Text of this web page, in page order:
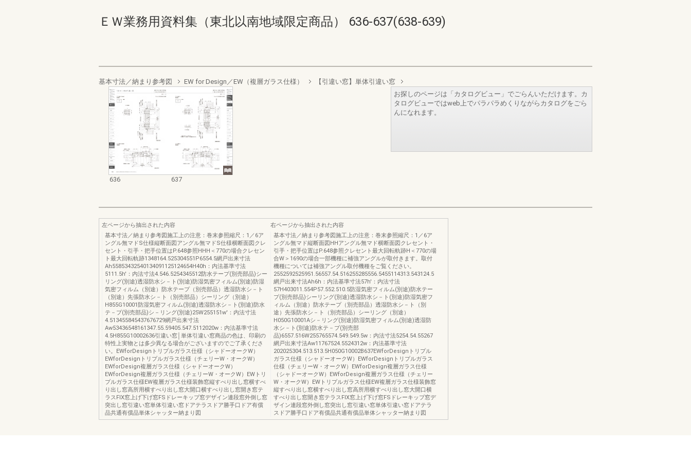
ＥＷ業務用資料集（東北以南地域限定商品） 636-637(638-639)
基本寸法／納まり参考図 EW for Design／EW（複層ガラス仕様） 【引違い窓】単体引違い窓
636 637
お探しのページは「カタログビュー」でごらんいただけます。カ
タログビューではweb上でパラパラめくりながらカタログをごら
んになれます。
左ページから抽出された内容
基本寸法／納まり参考図施工上の注意：巻末参照縮尺：1／6ア
ングル無マドS仕様縦断面図アングル無マドS仕様横断面図クレ
セント・引手・把手位置はP.648参照HHH＜770の場合クレセン
ト最大回転軌跡1348164.525304551P6554.5網戸出来寸法
Ah55853432540134091125124654H40h：内法基準寸法
5111.5h'：内法寸法4.546.5254345512防水テープ(別売部品)シー
リング(別途)透湿防水シ－ト(別途)防湿気密フィルム(別途)防湿
気密フィルム（別途）防水テープ（別売部品）透湿防水シ－ト
（別途）先張防水シ－ト（別売部品）シーリング（別途）
H855G10001防湿気密フィルム(別途)透湿防水シ－ト(別途)防水
テ－プ(別売部品)シ－リング(別途)25W255151w'：内法寸法
4.513455845437676729網戸出来寸法
Aw53436548161347.55.59405.547.5112020w：内法基準寸法
4.5H855G10002636引違い窓│単体引違い窓商品の色は、印刷の
特性上実物とは多少異なる場合がございますのでご了承くださ
い。EWforDesignトリプルガラス仕様（シャドーオークW）
EWforDesignトリプルガラス仕様（チェリーW・オークW）
EWforDesign複層ガラス仕様（シャドーオークW）
EWforDesign複層ガラス仕様（チェリーW・オークW）EWトリ
プルガラス仕様EW複層ガラス仕様装飾窓縦すべり出し窓横すべ
り出し窓高所用横すべり出し窓大開口横すべり出し窓開き窓テ
ラスFIX窓上げ下げ窓FSドレーキップ窓デザイン連段窓外倒し窓
突出し窓引違い窓単体引違い窓ドアテラスドア勝手口ドア有償
品共通有償品単体シャッター納まり図
右ページから抽出された内容
基本寸法／納まり参考図施工上の注意：巻末参照縮尺：1／6ア
ングル無マド縦断面図HHアングル無マド横断面図クレセント・
引手・把手位置はP.648参照クレセント最大回転軌跡H＜770の場
合W＞1690の場合一部機種に補強アングルが取付きます。取付
機種については補強アングル取付機種をご覧ください。
2552592525951.56557.54.516255285556.5455114313.543124.5
網戸出来寸法Ah6h：内法基準寸法57h'：内法寸法
57H403011.554P57.552.510.5防湿気密フィルム(別途)防水テー
プ(別売部品)シーリング(別途)透湿防水シ－ト(別途)防湿気密フ
ィルム（別途）防水テープ（別売部品）透湿防水シ－ト（別
途）先張防水シ－ト（別売部品）シーリング（別途）
H050G10001Aシ－リング(別途)防湿気密フィルム(別途)透湿防
水シ－ト(別途)防水テ－プ(別売部
品)6557.516W255765574.549.549.5w：内法寸法5254.54.55267
網戸出来寸法Aw11767524.5524312w：内法基準寸法
202025304.513.513.5H050G10002B637EWforDesignトリプル
ガラス仕様（シャドーオークW）EWforDesignトリプルガラス
仕様（チェリーW・オークW）EWforDesign複層ガラス仕様
（シャドーオークW）EWforDesign複層ガラス仕様（チェリー
W・オークW）EWトリプルガラス仕様EW複層ガラス仕様装飾窓
縦すべり出し窓横すべり出し窓高所用横すべり出し窓大開口横
すべり出し窓開き窓テラスFIX窓上げ下げ窓FSドレーキップ窓デ
ザイン連段窓外倒し窓突出し窓引違い窓単体引違い窓ドアテラ
スドア勝手口ドア有償品共通有償品単体シャッター納まり図